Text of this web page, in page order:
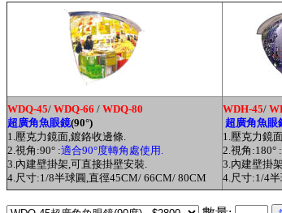
WDQ-45/ WDQ-66 / WDQ-80
超廣角魚眼鏡(90°)
1.壓克力鏡面,鍍鉻收邊條.
2.視角:90° :適合90°度轉角處使用.
3.內建壁掛架,可直接掛壁安裝.
4.尺寸:1/8半球圓,直徑45CM/ 66CM/ 80CM
WDH-45/
超廣角魚眼
1.壓克力鏡
2.視角:180° :
3.內建壁掛
4.尺寸:1/4